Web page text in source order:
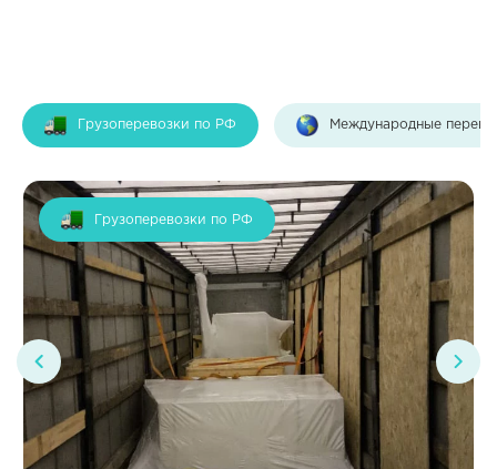
Грузоперевозки по РФ Международные
Грузоперевозки по РФ